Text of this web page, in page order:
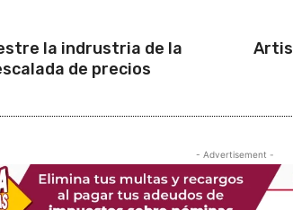
la indrustria de la
de precios
- Advertisement -